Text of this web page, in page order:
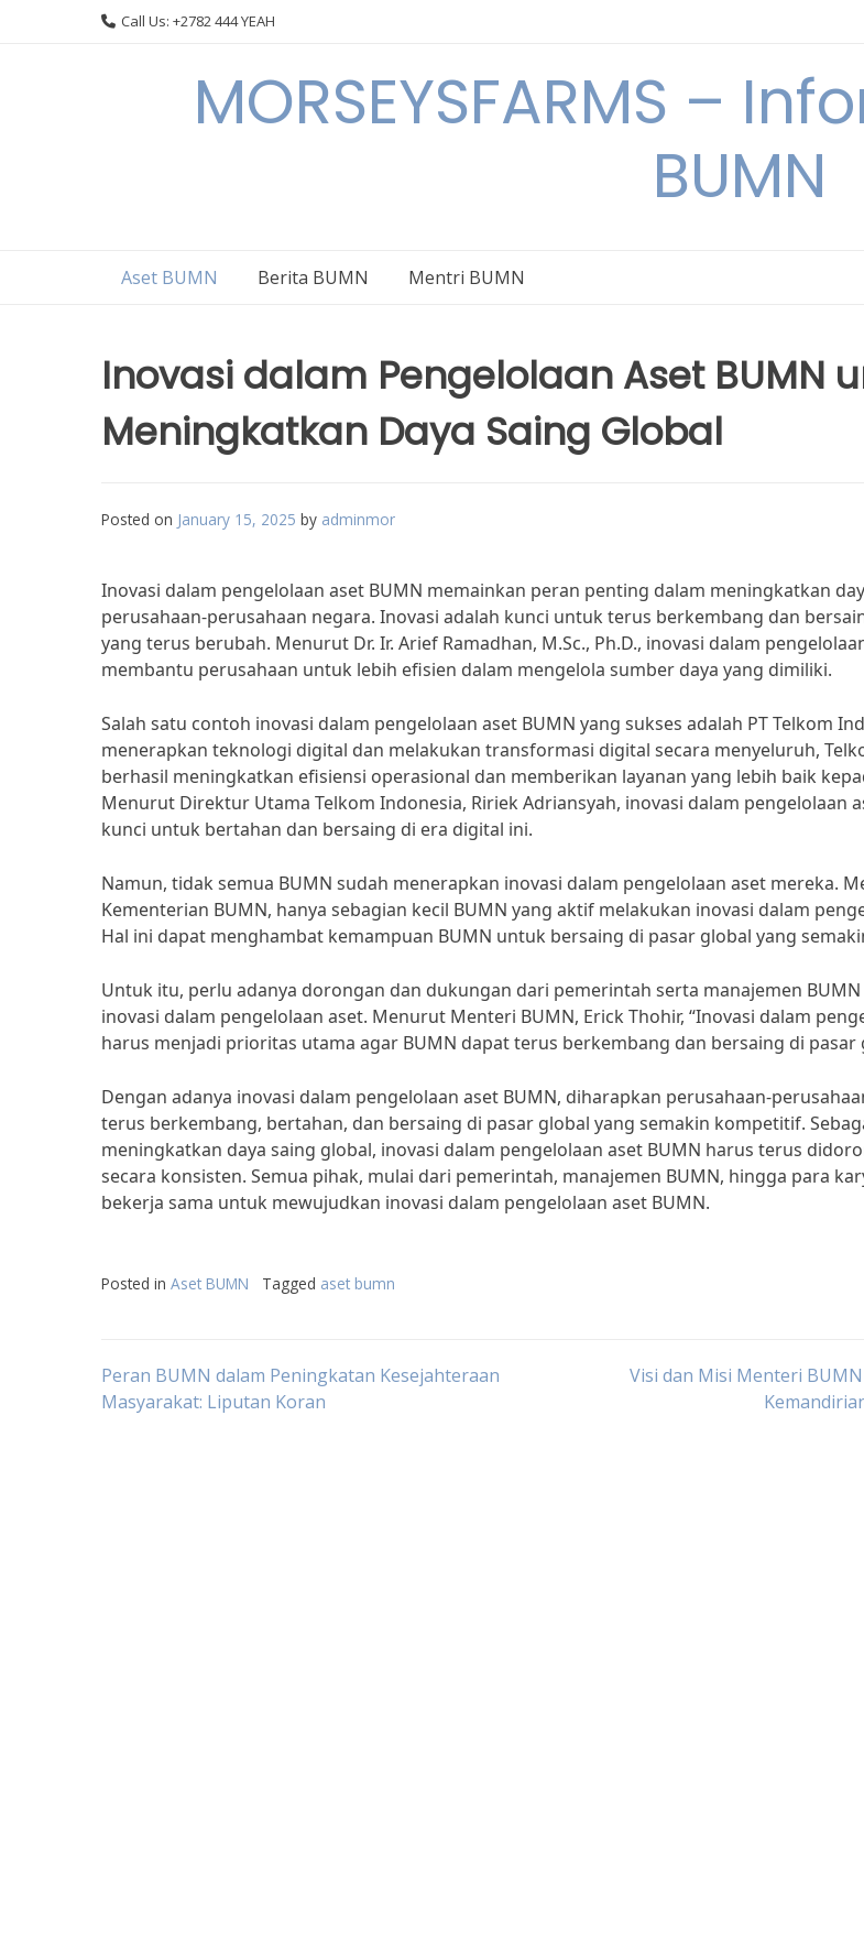
Call Us: +2782 444 YEAH
MORSEYSFARMS –
BUMN
Aset BUMN Berita BUMN Mentri BUMN
Inovasi dalam Pengelolaan Aset BUMN
Meningkatkan Daya Saing Global
Posted on January 15, 2025 by adminmor
Inovasi dalam pengelolaan aset BUMN memainkan peran penting dalam meningkatkan
perusahaan-perusahaan negara. Inovasi adalah kunci untuk terus berkembang dan
yang terus berubah. Menurut Dr. Ir. Arief Ramadhan, M.Sc., Ph.D., inovasi dalam
membantu perusahaan untuk lebih efisien dalam mengelola sumber daya yang dimiliki.
Salah satu contoh inovasi dalam pengelolaan aset BUMN yang sukses adalah PT Telkom
menerapkan teknologi digital dan melakukan transformasi digital secara menyeluruh,
berhasil meningkatkan efisiensi operasional dan memberikan layanan yang lebih baik
Menurut Direktur Utama Telkom Indonesia, Ririek Adriansyah, inovasi dalam pengelolaan
kunci untuk bertahan dan bersaing di era digital ini.
Namun, tidak semua BUMN sudah menerapkan inovasi dalam pengelolaan aset mereka.
Kementerian BUMN, hanya sebagian kecil BUMN yang aktif melakukan inovasi dalam
Hal ini dapat menghambat kemampuan BUMN untuk bersaing di pasar global yang
Untuk itu, perlu adanya dorongan dan dukungan dari pemerintah serta manajemen
inovasi dalam pengelolaan aset. Menurut Menteri BUMN, Erick Thohir, “Inovasi dalam
harus menjadi prioritas utama agar BUMN dapat terus berkembang dan bersaing di pasar
Dengan adanya inovasi dalam pengelolaan aset BUMN, diharapkan perusahaan-
terus berkembang, bertahan, dan bersaing di pasar global yang semakin kompetitif.
meningkatkan daya saing global, inovasi dalam pengelolaan aset BUMN harus terus
secara konsisten. Semua pihak, mulai dari pemerintah, manajemen BUMN, hingga para
bekerja sama untuk mewujudkan inovasi dalam pengelolaan aset BUMN.
Posted in Aset BUMN Tagged aset bumn
Post
Peran BUMN dalam Peningkatan Kesejahteraan
Masyarakat: Liputan Koran
Visi dan Misi Menteri